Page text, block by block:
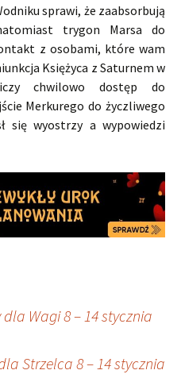
sprawi, że zaabsorbują
trygon Marsa do
z osobami, które wam
Księżyca z Saturnem w
chwilowo dostęp do
Merkurego do życzliwego
się wyostrzy a wypowiedzi
Wagi 8 – 14 stycznia
Strzelca 8 – 14 stycznia